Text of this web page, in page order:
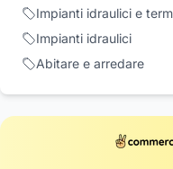
Acquista oraImpianti idraulici e
Impianti idraulici
Abitare e arredare